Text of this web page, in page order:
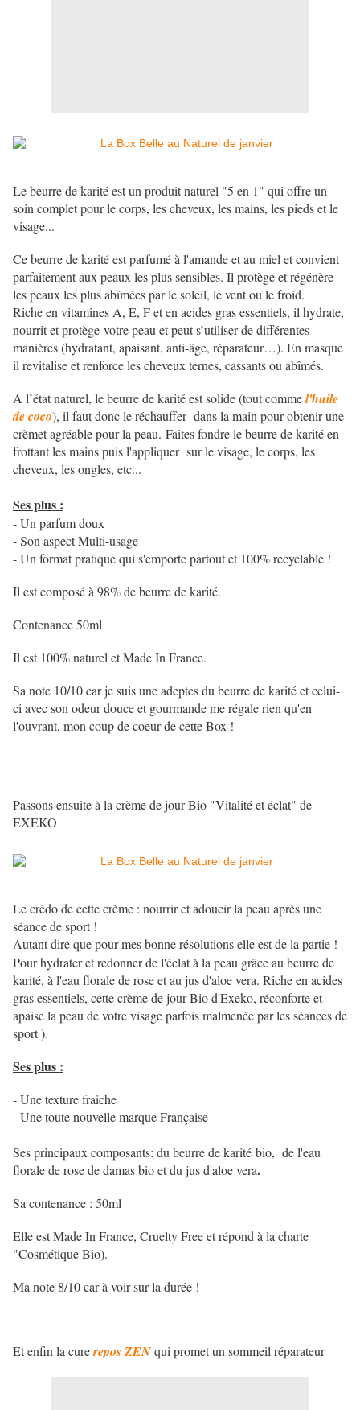
Le beurre de karité est un produit naturel "5 en 1" qui offre un
soin complet pour le corps, les cheveux, les mains, les pieds et le
visage...
Ce beurre de karité est parfumé à l'amande et au miel et convient
parfaitement aux peaux les plus sensibles. Il protège et régénère
les peaux les plus abîmées par le soleil, le vent ou le froid.
Riche en vitamines A, E, F et en acides gras essentiels, il hydrate,
nourrit et protège votre peau et peut s’utiliser de différentes
manières (hydratant, apaisant, anti-âge, réparateur…). En masque
il revitalise et renforce les cheveux ternes, cassants ou abîmés.
A l’état naturel, le beurre de karité est solide (tout commel'huile
de coco), il faut donc le réchauffer dans la main pour obtenir une
crèmet agréable pour la peau. Faitesfondre le beurre de karité en
frottant les mains puis l'appliquer sur le visage, le corps, les
cheveux, les ongles, etc...
Ses plus :
- Un parfum doux
- Son aspect Multi-usage
- Un format pratique qui s'emporte partout et 100% recyclable !
Il est composé à 98% de beurre de karité.
Contenance 50ml
Il est 100% naturel et Made In France.
Sa note 10/10 car je suis une adeptes du beurre de karité et celui-
ci avec son odeur douce et gourmande me régale rien qu'en
l'ouvrant, mon coup de coeur de cette Box !
Passons ensuite à la crème de jour Bio "Vitalité et éclat" de
EXEKO
Le crédo de cette crème : nourrir et adoucir la peau après une
séance de sport !
Autant dire que pour mes bonne résolutions elle est de la partie !
Pour hydrater et redonner de l'éclat à la peau grâce au beurre de
karité, à l'eau florale de rose et au jus d'aloe vera. Riche en acides
gras essentiels, cette crème de jour Bio d'Exeko, réconforte et
apaise la peau de votre visage parfois malmenée par les séances de
sport ).
Ses plus :
- Une texture fraiche
- Une toute nouvelle marque Française
Ses principaux composants: du beurre de karité bio, de l'eau
florale de rose de damas bio et du jus d'aloe vera.
Sa contenance : 50ml
Elle est Made In France, Cruelty Free et répond à la charte
"Cosmétique Bio).
Ma note 8/10 car à voir sur la durée !
Et enfin la curerepos ZENqui promet un sommeil réparateur